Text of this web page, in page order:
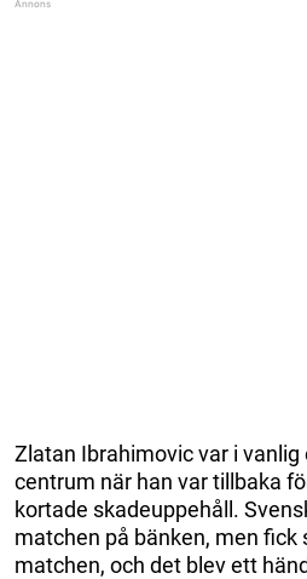
Zlatan Ibrahimovic var i
centrum när han var tillbaka
kortade skadeuppehåll.
matchen på bänken, men fick
matchen, och det blev ett